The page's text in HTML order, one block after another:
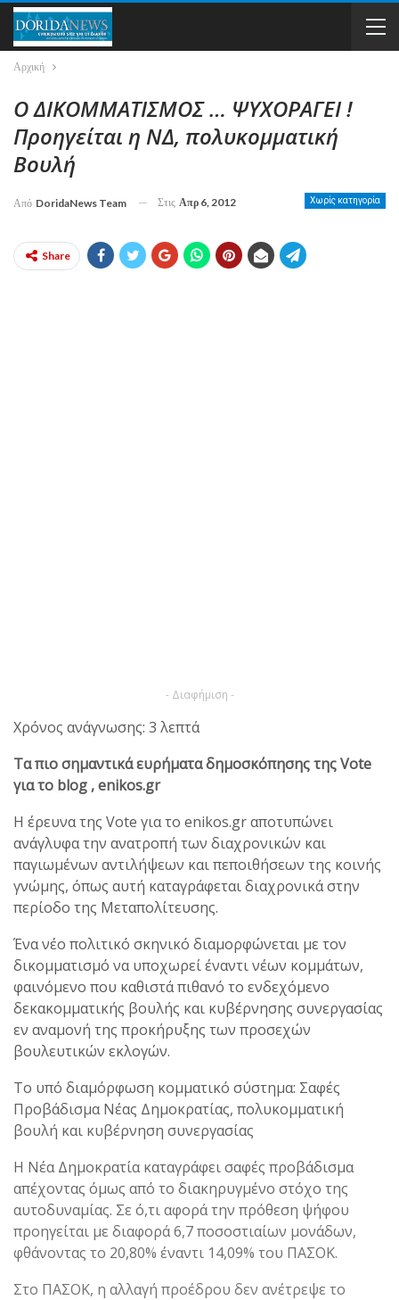
Αρχική
Ο ΔΙΚΟΜΜΑΤΙΣΜΟΣ … ΨΥΧΟΡΑΓΕΙ !
Προηγείται η ΝΔ, πολυκομματική
Βουλή
Χωρίς κατηγορία
Από DoridaNews Team Στις Απρ 6, 2012
Share
- Διαφήμιση -
Χρόνος ανάγνωσης: 3 λεπτά
Τα πιο σημαντικά ευρήματα δημοσκόπησης της Vote
για το blog , enikos.gr
Η έρευνα της Vote για το enikos.gr αποτυπώνει
ανάγλυφα την ανατροπή των διαχρονικών και
παγιωμένων αντιλήψεων και πεποιθήσεων της κοινής
γνώμης, όπως αυτή καταγράφεται διαχρονικά στην
περίοδο της Μεταπολίτευσης.
Ένα νέο πολιτικό σκηνικό διαμορφώνεται με τον
δικομματισμό να υποχωρεί έναντι νέων κομμάτων,
φαινόμενο που καθιστά πιθανό το ενδεχόμενο
δεκακομματικής βουλής και κυβέρνησης συνεργασίας
εν αναμονή της προκήρυξης των προσεχών
βουλευτικών εκλογών.
Το υπό διαμόρφωση κομματικό σύστημα: Σαφές
Προβάδισμα Νέας Δημοκρατίας, πολυκομματική
βουλή και κυβέρνηση συνεργασίας
Η Νέα Δημοκρατία καταγράφει σαφές προβάδισμα
απέχοντας όμως από το διακηρυγμένο στόχο της
αυτοδυναμίας. Σε ό,τι αφορά την πρόθεση ψήφου
προηγείται με διαφορά 6,7 ποσοστιαίων μονάδων,
φθάνοντας το 20,80% έναντι 14,09% του ΠΑΣΟΚ.
Στο ΠΑΣΟΚ, η αλλαγή προέδρου δεν ανέτρεψε το